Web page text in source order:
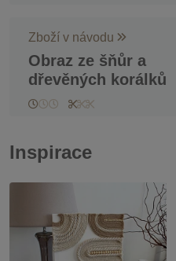
Zboží v návodu
Obraz ze šňůr a
dřevěných korálků
Inspirace